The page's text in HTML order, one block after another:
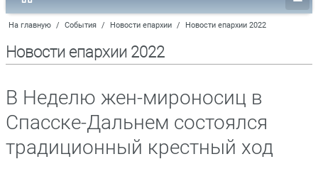
На главную / События / Новости епархии / Новости епархии 2022
Новости епархии 2022
В Неделю жен-мироносиц в
Спасске-Дальнем состоялся
традиционный крестный ход